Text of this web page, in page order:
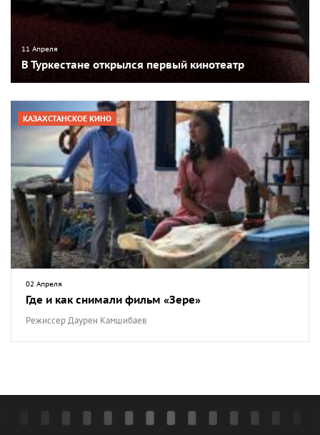
11 Апреля
В Туркестане открылся первый кинотеатр
КАЗАХСТАНСКОЕ КИНО
02 Апреля
Где и как снимали фильм «Зере»
Режиссер Даурен Камшибаев